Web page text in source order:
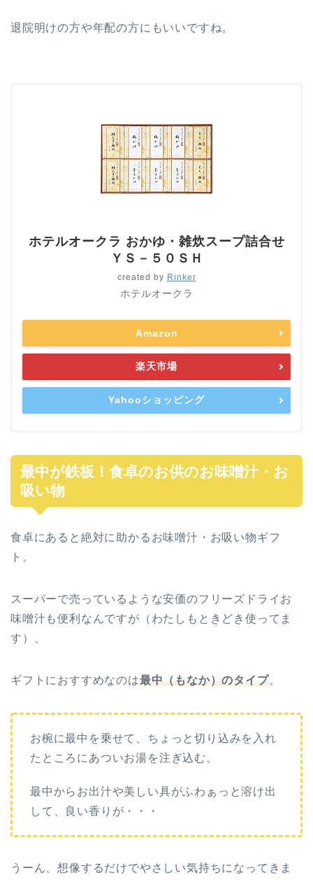
退院明けの方や年配の方にもいいですね。
ホテルオークラ おかゆ・雑炊スープ詰合せ
ＹＳ－５０ＳＨ
created by Rinker
ホテルオークラ
Amazon
楽天市場
Yahooショッピング
最中が鉄板！食卓のお供のお味噌汁・お
吸い物
食卓にあると絶対に助かるお味噌汁・お吸い物ギフ
ト。
スーパーで売っているような安価のフリーズドライお
味噌汁も便利なんですが（わたしもときどき使ってま
す）、
ギフトにおすすめなのは最中（もなか）のタイプ。
お椀に最中を乗せて、ちょっと切り込みを入れ
たところにあついお湯を注ぎ込む。
最中からお出汁や美しい具がふわぁっと溶け出
して、良い香りが・・・
うーん、想像するだけでやさしい気持ちになってきま